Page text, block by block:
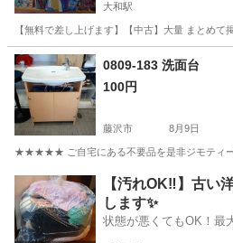
大和駅
【無料で差し上げます】【中古】大量 まとめ
神奈川 大和市 ラッピング用
0809-183 洗面台
100円
藤沢市 8月9日
★★★★★ ご自宅にある不要品を是非ジモティー
神奈川 藤沢市 家庭用品 現地
【汚れOK‼️】古い
します✨
状態が悪くてもOK！最